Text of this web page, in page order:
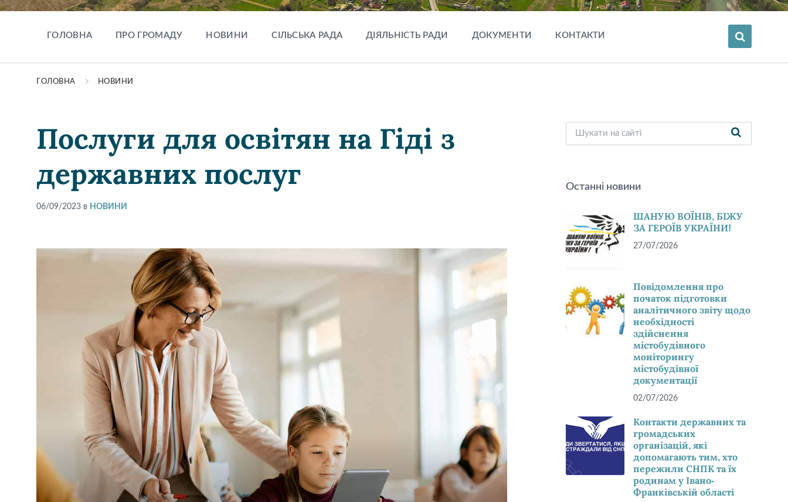
ГОЛОВНА ПРО ГРОМАДУ НОВИНИ СІЛЬСЬКА РАДА ДІЯЛЬНІСТЬ РАДИ ДОКУМЕНТИ КОНТАКТИ
ГОЛОВНА НОВИНИ
Послуги для освітян на Гіді з
державних послуг
06/09/2023 в НОВИНИ
Останні новини
ШАНУЮ ВОЇНІВ, БІЖУ
ЗА ГЕРОЇВ УКРАЇНИ!
27/07/2026
Повідомлення про
початок підготовки
аналітичного звіту щодо
необхідності
здійснення
містобудівного
моніторингу
містобудівної
документації
02/07/2026
Контакти державних та
громадських
організацій, які
допомагають тим, хто
пережили СНПК та їх
родинам у Івано-
Франківській області